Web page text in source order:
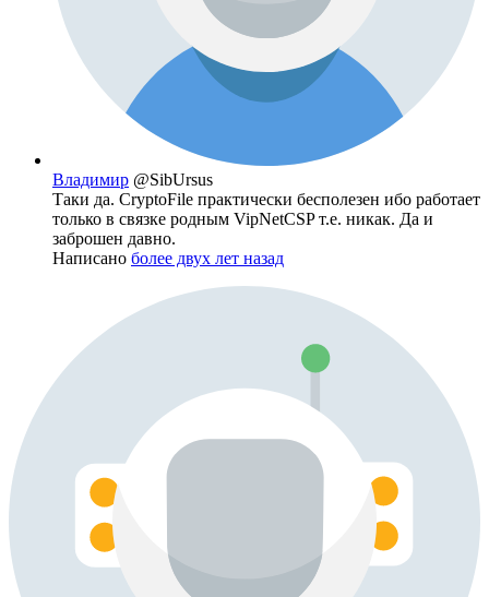
Владимир @SibUrsus
Таки да. CryptoFile практически бесполезен ибо работает
только в связке родным VipNetCSP т.е. никак. Да и
заброшен давно.
Написано более двух лет назад